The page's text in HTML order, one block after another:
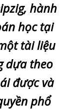
hành
học tại
tài liệu
dựa theo
được và
phổ